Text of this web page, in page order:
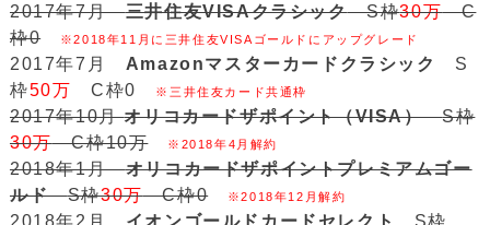
2017年7月三井住友VISAクラシックS枠30万C
枠0
※2018年11月に三井住友VISAゴールドにアップグレード
2017年7月 Amazonマスターカードクラシック
S
枠50万 C枠0 ※三井住友カード共通枠
2017年10月オリコカードザポイント（VISA）S枠
30万C枠10万 ※2018年4月解約
2018年1月オリコカードザポイントプレミアムゴー
ルドS枠30万C枠0 ※2018年12月解約
2018年2月 イオンゴールドカードセレクト S枠